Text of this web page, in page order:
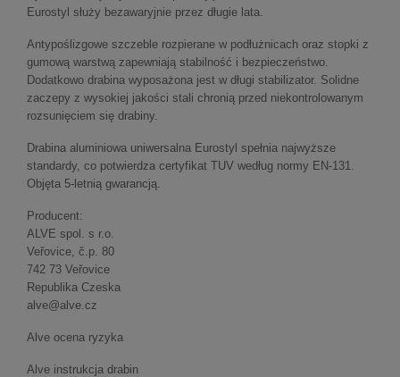
Eurostyl służy bezawaryjnie przez długie lata.
Antypoślizgowe szczeble rozpierane w podłużnicach oraz stopki z
gumową warstwą zapewniają stabilność i bezpieczeństwo.
Dodatkowo drabina wyposażona jest w długi stabilizator. Solidne
zaczepy z wysokiej jakości stali chronią przed niekontrolowanym
rozsunięciem się drabiny.
Drabina aluminiowa uniwersalna Eurostyl spełnia najwyższe
standardy, co potwierdza certyfikat TUV według normy EN-131.
Objęta 5-letnią gwarancją.
Producent:
ALVE spol. s r.o.
Veřovice, č.p. 80
742 73 Veřovice
Republika Czeska
alve@alve.cz
Alve ocena ryzyka
Alve instrukcja drabin